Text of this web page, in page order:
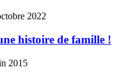
2022
histoire de famille !
2015